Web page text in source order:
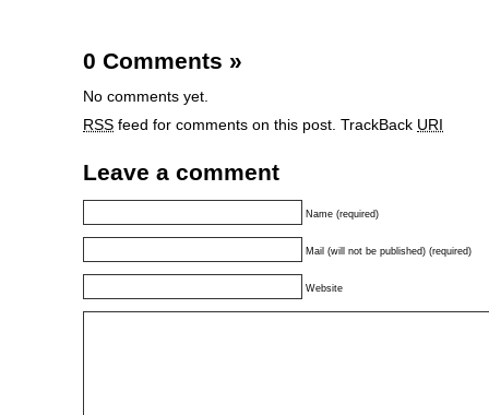
0 Comments »
No comments yet.
RSS feed for comments on this post. TrackBack URI
Leave a comment
Name (required)
Mail (will not be published) (required)
Website